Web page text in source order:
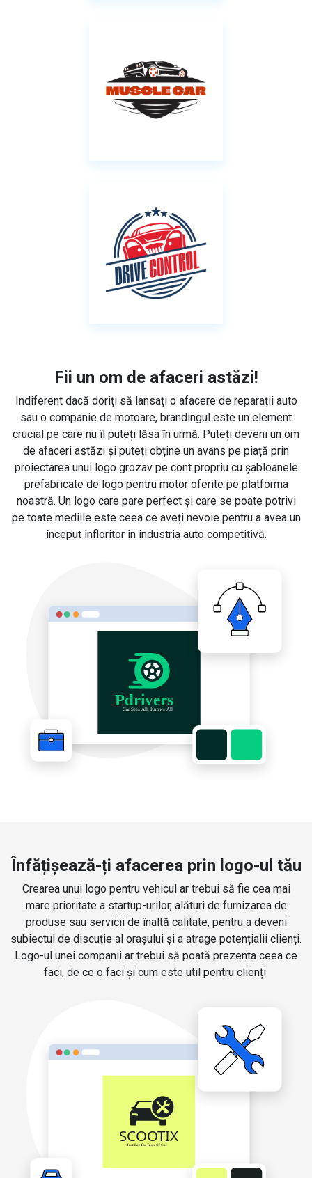
Fii un om de afaceri astăzi!
Indiferent dacă doriți să lansați o afacere de reparații auto
sau o companie de motoare, brandingul este un element
crucial pe care nu îl puteți lăsa în urmă. Puteți deveni un om
de afaceri astăzi și puteți obține un avans pe piață prin
proiectarea unui logo grozav pe cont propriu cu șabloanele
prefabricate de logo pentru motor oferite pe platforma
noastră. Un logo care pare perfect și care se poate potrivi
pe toate mediile este ceea ce aveți nevoie pentru a avea un
început înfloritor în industria auto competitivă.
Înfățișează-ți afacerea prin logo-ul tău
Crearea unui logo pentru vehicul ar trebui să fie cea mai
mare prioritate a startup-urilor, alături de furnizarea de
produse sau servicii de înaltă calitate, pentru a deveni
subiectul de discuție al orașului și a atrage potențialii clienți.
Logo-ul unei companii ar trebui să poată prezenta ceea ce
faci, de ce o faci și cum este util pentru clienți.